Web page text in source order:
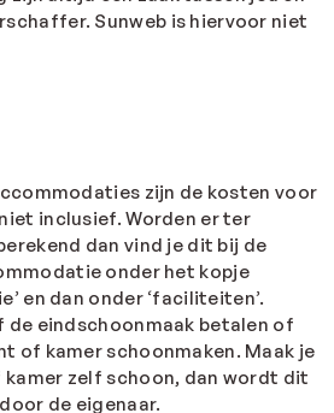
Sunweb is hiervoor niet
zijn de kosten voor
inclusief. Worden er ter
dan vind je dit bij de
onder het kopje
en dan onder ‘faciliteiten’.
de eindschoonmaak betalen of
of kamer schoonmaken. Maak je
zelf schoon, dan wordt dit
de eigenaar.